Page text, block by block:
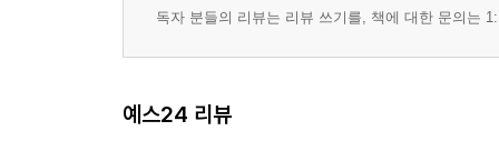
“너무 게으르다, 왜 매일 늦잠이니?”
의욕을 더 꺾는 말
독자 분들의 리뷰는 리뷰 쓰기를, 책에 대한 문의는
예스24 리뷰